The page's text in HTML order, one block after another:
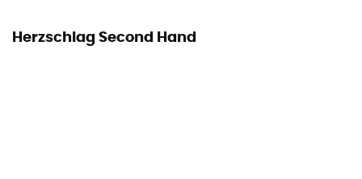
Herzschlag Second Hand